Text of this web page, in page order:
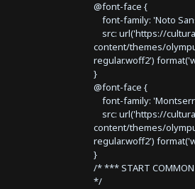
@font-face {
font-family: 'Noto
src: url('https://
content/themes/
regular.woff2')
}
@font-face {
font-family:
src: url('https://
content/themes/
regular.woff2')
}
/* *** START COMMON
*/